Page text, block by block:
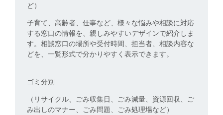
ど）
子育て、高齢者、仕事など、様々な悩みや相談に対応
する窓口の情報を、親しみやすいデザインで紹介しま
す。相談窓口の場所や受付時間、担当者、相談内容な
どを、一覧形式で分かりやすく表示できます。
ゴミ分別
（リサイクル、ごみ収集日、ごみ減量、資源回収、ご
み出しのマナー、ごみ問題、ごみ処理場など）